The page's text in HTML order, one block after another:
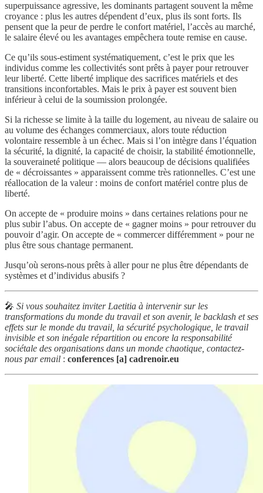
superpuissance agressive, les dominants partagent souvent la même
croyance : plus les autres dépendent d’eux, plus ils sont forts. Ils
pensent que la peur de perdre le confort matériel, l’accès au marché,
le salaire élevé ou les avantages empêchera toute remise en cause.
Ce qu’ils sous-estiment systématiquement, c’est le prix que les
individus comme les collectivités sont prêts à payer pour retrouver
leur liberté. Cette liberté implique des sacrifices matériels et des
transitions inconfortables. Mais le prix à payer est souvent bien
inférieur à celui de la soumission prolongée.
Si la richesse se limite à la taille du logement, au niveau de salaire ou
au volume des échanges commerciaux, alors toute réduction
volontaire ressemble à un échec. Mais si l’on intègre dans l’équation
la sécurité, la dignité, la capacité de choisir, la stabilité émotionnelle,
la souveraineté politique — alors beaucoup de décisions qualifiées
de « décroissantes » apparaissent comme très rationnelles. C’est une
réallocation de la valeur : moins de confort matériel contre plus de
liberté.
On accepte de « produire moins » dans certaines relations pour ne
plus subir l’abus. On accepte de « gagner moins » pour retrouver du
pouvoir d’agir. On accepte de « commercer différemment » pour ne
plus être sous chantage permanent.
Jusqu’où serons-nous prêts à aller pour ne plus être dépendants de
systèmes et d’individus abusifs ?
🎤 Si vous souhaitez inviter Laetitia à intervenir sur les
transformations du monde du travail et son avenir, le backlash et ses
effets sur le monde du travail, la sécurité psychologique, le travail
invisible et son inégale répartition ou encore la responsabilité
sociétale des organisations dans un monde chaotique, contactez-
nous par email : conferences [a] cadrenoir.eu